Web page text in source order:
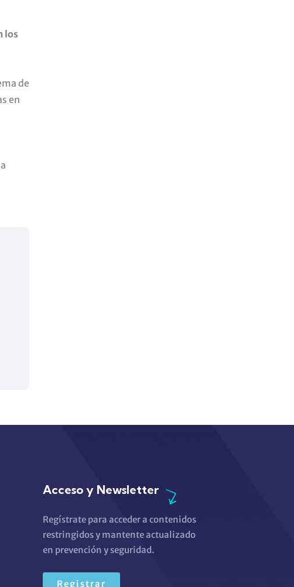
los
de
en
Acceso y Newsletter
Regístrate para acceder a contenidos
restringidos y mantente actualizado
en prevención y seguridad.
Registrar